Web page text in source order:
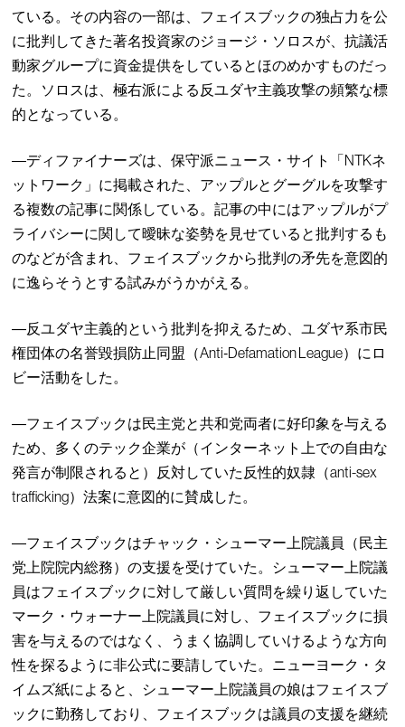
ている。その内容の一部は、フェイスブックの独占力を公
に批判してきた著名投資家のジョージ・ソロスが、抗議活
動家グループに資金提供をしているとほのめかすものだっ
た。ソロスは、極右派による反ユダヤ主義攻撃の頻繁な標
的となっている。
―ディファイナーズは、保守派ニュース・サイト「NTKネ
ットワーク」に掲載された、アップルとグーグルを攻撃す
る複数の記事に関係している。記事の中にはアップルがプ
ライバシーに関して曖昧な姿勢を見せていると批判するも
のなどが含まれ、フェイスブックから批判の矛先を意図的
に逸らそうとする試みがうかがえる。
―反ユダヤ主義的という批判を抑えるため、ユダヤ系市民
権団体の名誉毀損防止同盟（Anti‐Defamation League）にロ
ビー活動をした。
―フェイスブックは民主党と共和党両者に好印象を与える
ため、多くのテック企業が（インターネット上での自由な
発言が制限されると）反対していた反性的奴隷（anti-sex
trafficking）法案に意図的に賛成した。
―フェイスブックはチャック・シューマー上院議員（民主
党上院院内総務）の支援を受けていた。シューマー上院議
員はフェイスブックに対して厳しい質問を繰り返していた
マーク・ウォーナー上院議員に対し、フェイスブックに損
害を与えるのではなく、うまく協調していけるような方向
性を探るように非公式に要請していた。ニューヨーク・タ
イムズ紙によると、シューマー上院議員の娘はフェイスブ
ックに勤務しており、フェイスブックは議員の支援を継続